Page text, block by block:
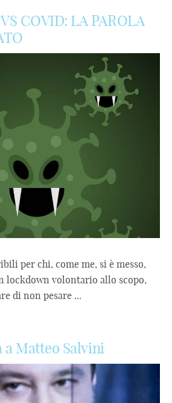
COVID: LA PAROLA
per chi, come me, si è messo,
lockdown volontario allo scopo,
di non pesare ...
a Matteo Salvini